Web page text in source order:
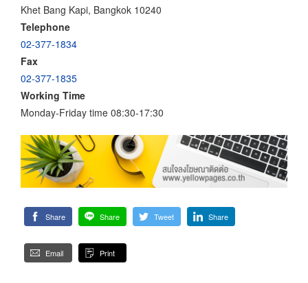
Khet Bang Kapi, Bangkok 10240
Telephone
02-377-1834
Fax
02-377-1835
Working Time
Monday-Friday time 08:30-17:30
Share Share Tweet Share
Email Print